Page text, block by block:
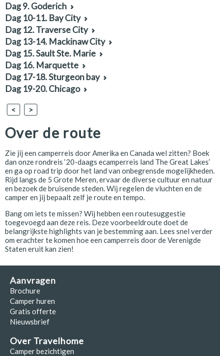
< >
Over de route
Zie jij een camperreis door Amerika en Canada wel zitten? Boek
dan onze rondreis ‘20-daags ecamperreis land The Great Lakes’
en ga op road trip door het land van onbegrensde mogelijkheden.
Rijd langs de 5 Grote Meren, ervaar de diverse cultuur en natuur
en bezoek de bruisende steden. Wij regelen de vluchten en de
camper en jij bepaalt zelf je route en tempo.
Bang om iets te missen? Wij hebben een routesuggestie
toegevoegd aan deze reis. Deze voorbeeldroute doet de
belangrijkste highlights van je bestemming aan. Lees snel verder
om erachter te komen hoe een camperreis door de Verenigde
Staten eruit kan zien!
Dag 9. Goderich
Dag 10-11. Bay City
Dag 12. Traverse City
Dag 13-14. Mackinaw City
Dag 15. Sault Ste. Marie
Dag 16. Marquette
Dag 17-18. Sturgeon bay
Dag 19-20. Chicago
Aanvragen
Brochure
Camper huren
Gratis offerte
Nieuwsbrief
Over Travelhome
Camper bezichtigen